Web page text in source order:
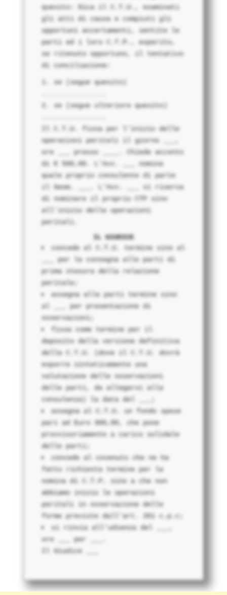
quesito: Dica il C.T.U., esaminati
gli atti di causa e compiuti gli
opportuni accertamenti, sentite le
parti ed i loro
C.T.P.
, esperito,
se ritenuto opportuno, il tentativo
di conciliazione:
se (segue quesito)
se (segue ulteriore quesito)
Il C.T.U. fissa per l'inizio delle
operazioni peritali il giorno ___,
ore ___ presso ____. Chiede acconto
di € 500,00. L'Avv. ___ nomina
quale proprio consulente di parte
il Geom. ___. L'Avv. ___ si riserva
di nominare il proprio CTP sino
all'inizio delle operazioni
peritali.
IL GIUDICE
concede al C.T.U. termine sino al
___ per la consegna alle parti di
prima stesura della relazione
peritale;
assegna alle parti termine sino
al ___ per presentazione di
osservazioni;
fissa come termine per il
deposito della versione definitiva
della C.T.U. (dove il C.T.U. dovrà
esporre sinteticamente una
valutazione delle osservazioni
delle parti, da allegarsi alla
consulenza) la data del ___;
assegna al C.T.U. un fondo spese
pari ad Euro 300,00, che pone
provvisoriamente a carico solidale
delle parti;
concede al covenuto che ne ha
fatto richiesta termine per la
nomina di
C.T.P.
sino a che non
abbiamo inizio le operazioni
peritali in osservazione delle
forme previste dall'art. 201 c.p.c;
si rinvia all'udienza del ___,
ore ___ per ___.
Il Giudice ___